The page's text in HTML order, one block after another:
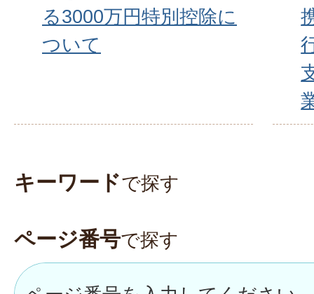
る3000万円特別控除に
ついて
キーワードで探す
ページ番号で探す